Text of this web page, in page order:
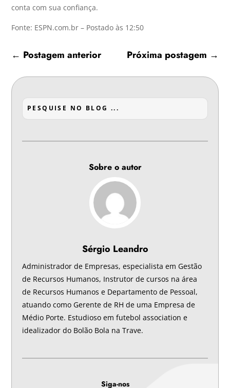
conta com sua confiança.
Fonte: ESPN.com.br – Postado às 12:50
← Postagem anterior Próxima postagem →
Sobre o autor
Sérgio Leandro
Administrador de Empresas, especialista em Gestão
de Recursos Humanos, Instrutor de cursos na área
de Recursos Humanos e Departamento de Pessoal,
atuando como Gerente de RH de uma Empresa de
Médio Porte. Estudioso em futebol association e
idealizador do Bolão Bola na Trave.
Siga-nos